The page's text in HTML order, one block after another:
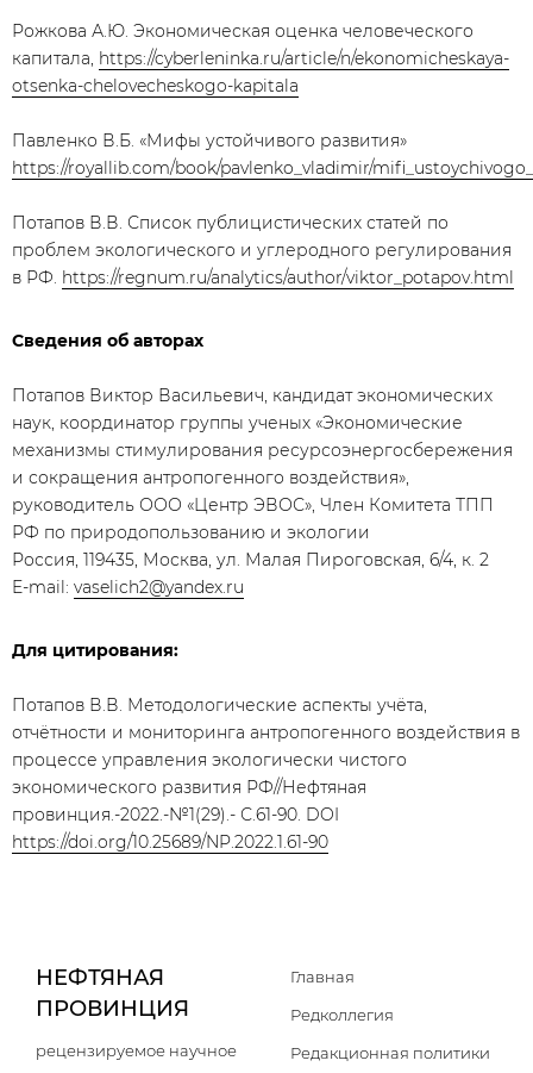
Рожкова А.Ю. Экономическая оценка человеческого
капитала, https://cyberleninka.ru/article/n/ekonomicheskaya-
otsenka-chelovecheskogo-kapitala
Павленко В.Б. «Мифы устойчивого развития»
https://royallib.com/book/pavlenko_vladimir/
Потапов В.В. Список публицистических статей по
проблем экологического и углеродного регулирования
в РФ. https://regnum.ru/analytics/author/viktor_potapov.html
Сведения об авторах
Потапов Виктор Васильевич, кандидат экономических
наук, координатор группы ученых «Экономические
механизмы стимулирования ресурсоэнергосбережения
и сокращения антропогенного воздействия»,
руководитель ООО «Центр ЭВОС», Член Комитета ТПП
РФ по природопользованию и экологии
Россия, 119435, Москва, ул. Малая Пироговская, 6/4, к. 2
E-mail: vaselich2@yandex.ru
Для цитирования:
Потапов В.В. Методологические аспекты учёта,
отчётности и мониторинга антропогенного воздействия в
процессе управления экологически чистого
экономического развития РФ//Нефтяная
провинция.-2022.-№1(29).- С.61-90. DOI
https://doi.org/10.25689/NP.2022.1.61-90
НЕФТЯНАЯ
ПРОВИНЦИЯ
рецензируемое научное
Главная
Редколлегия
Редакционная политики